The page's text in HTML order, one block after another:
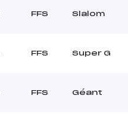
FFS Slalom
FFS Super G
FFS Géant